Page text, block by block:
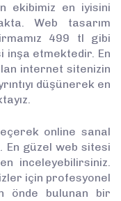
ekibimiz en iyisini
Web tasarım
499 tl gibi
etmektedir. En
internet sitenizin
düşünerek en
online sanal
En güzel web sitesi
inceleyebilirsiniz.
için profesyonel
önde bulunan bir